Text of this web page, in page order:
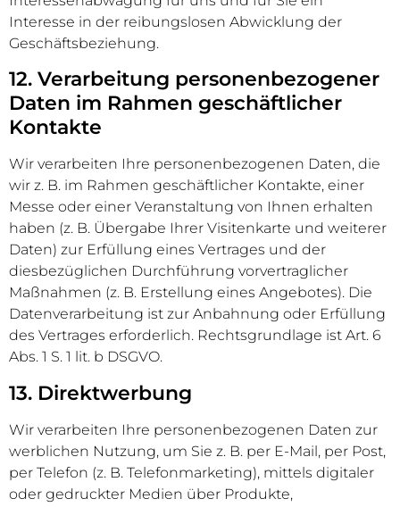
Interesse in der reibungslosen Abwicklung der
Geschäftsbeziehung.
12. Verarbeitung personenbezogener
Daten im Rahmen geschäftlicher
Kontakte
Wir verarbeiten Ihre personenbezogenen Daten, die
wir z. B. im Rahmen geschäftlicher Kontakte, einer
Messe oder einer Veranstaltung von Ihnen erhalten
haben (z. B. Übergabe Ihrer Visitenkarte und weiterer
Daten) zur Erfüllung eines Vertrages und der
diesbezüglichen Durchführung vorvertraglicher
Maßnahmen (z. B. Erstellung eines Angebotes). Die
Datenverarbeitung ist zur Anbahnung oder Erfüllung
des Vertrages erforderlich. Rechtsgrundlage ist Art. 6
Abs. 1 S. 1 lit. b DSGVO.
13. Direktwerbung
Wir verarbeiten Ihre personenbezogenen Daten zur
werblichen Nutzung, um Sie z. B. per E-Mail, per Post,
per Telefon (z. B. Telefonmarketing), mittels digitaler
oder gedruckter Medien über Produkte,